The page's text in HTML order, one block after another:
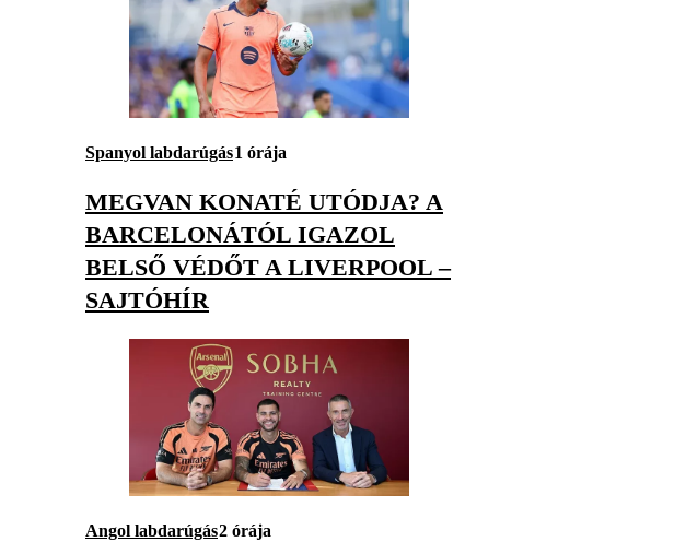
Spanyol labdarúgás1 órája
MEGVAN KONATÉ UTÓDJA? A
BARCELONÁTÓL IGAZOL
BELSŐ VÉDŐT A LIVERPOOL –
SAJTÓHÍR
Angol labdarúgás2 órája